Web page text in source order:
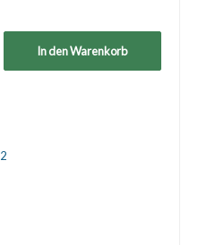
In den Warenkorb